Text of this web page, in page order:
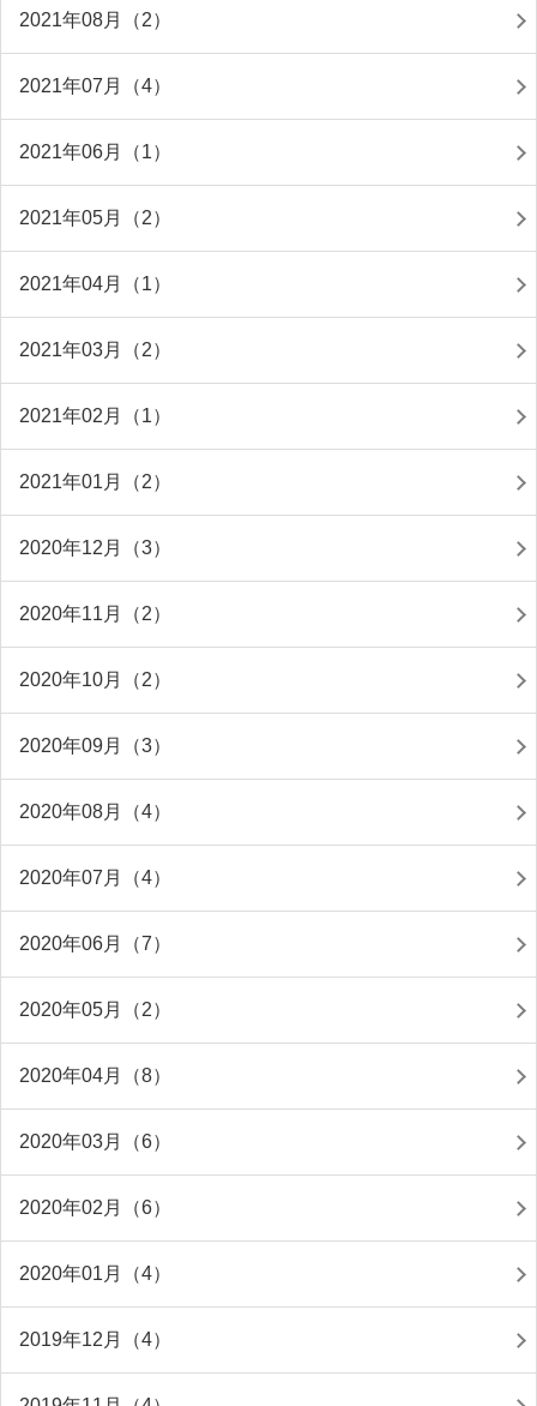
2021年08月（2）
2021年07月（4）
2021年06月（1）
2021年05月（2）
2021年04月（1）
2021年03月（2）
2021年02月（1）
2021年01月（2）
2020年12月（3）
2020年11月（2）
2020年10月（2）
2020年09月（3）
2020年08月（4）
2020年07月（4）
2020年06月（7）
2020年05月（2）
2020年04月（8）
2020年03月（6）
2020年02月（6）
2020年01月（4）
2019年12月（4）